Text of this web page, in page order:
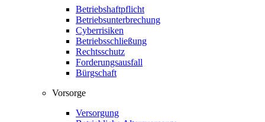
Betriebshaftpflicht
Betriebsunterbrechung
Cyberrisiken
Betriebsschließung
Rechtsschutz
Forderungsausfall
Bürgschaft
Vorsorge
Versorgung